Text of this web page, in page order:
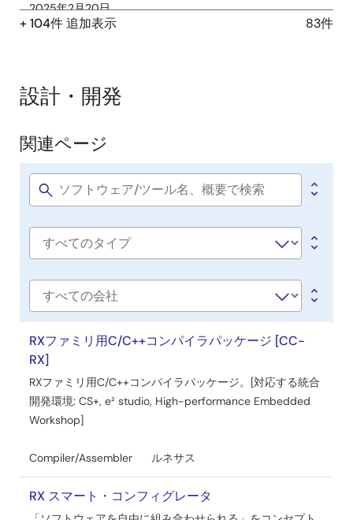
2025年2月20日
PDF
3.22 MB
2025年1月30日
ツールニュース－リリース
【バージョンアップ】統合開発環境 e² studio 2025-01
PDF
2025年1月20日
ツールニュース－注意事項
【注意事項】統合開発環境 e² studio 2024-10
2024年12月5日
ツールニュース－注意事項
【注意事項】 統合開発環 CS+、e² studio
(RX66N,RX72M,RX72N 用IO ヘッダファイルの注意事項)
PDF
148 KB
English
2024年11月20日
【バージョンアップ】 ソリューション・ツールキット 静電
Touch V4.0.0
+ 104件 追加表示 83件
設計・開発
関
連
ペ
ー
関連ページ
Software
Software
社
名
RXファミリ用C/C++コンパイラパッケージ [CC-
RX]
RXファミリ用C/C++コンパイラパッケージ。[対応する統合
開発環境: CS+, e² studio, High-performance Embedded
Workshop]
Compiler/Assembler ルネサス
RX スマート・コンフィグレータ